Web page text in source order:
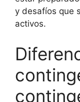
y desafíos que
activos.